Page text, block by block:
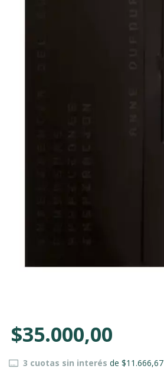
$35.000,00
3 cuotas sin interés de $11.666,67